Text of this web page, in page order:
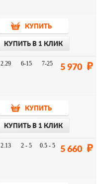
КУПИТЬ
КУПИТЬ В 1 КЛИК
2.29 6-15 7-25 5 970
КУПИТЬ
КУПИТЬ В 1 КЛИК
2.13 2 - 5 0.5 - 5 5 660